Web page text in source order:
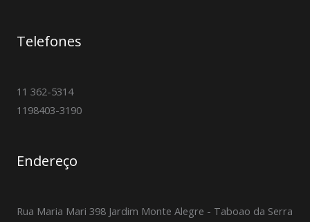
Telefones
11 362-5314
1198403-3190
Endereço
Rua Maria Mari 398 Jardim Monte Alegre - Taboao da Serra